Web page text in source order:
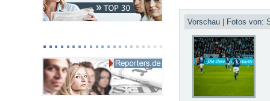
Vorschau | Fotos von: